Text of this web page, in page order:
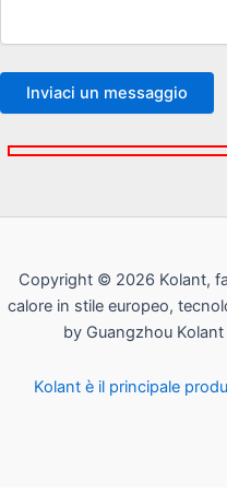
Copyright © 2026 Kolant,
calore in stile europeo,
by Guangzhou
Kolant è il principale